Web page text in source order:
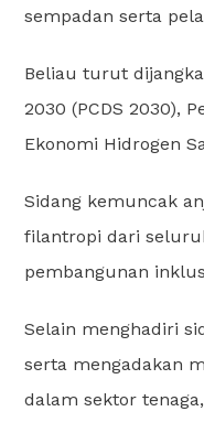
sempadan serta
Beliau turut
2030 (PCDS 2030),
Ekonomi Hidrogen
Sidang kemuncak
filantropi dari
pembangunan
Selain menghadiri
serta mengadakan
dalam sektor